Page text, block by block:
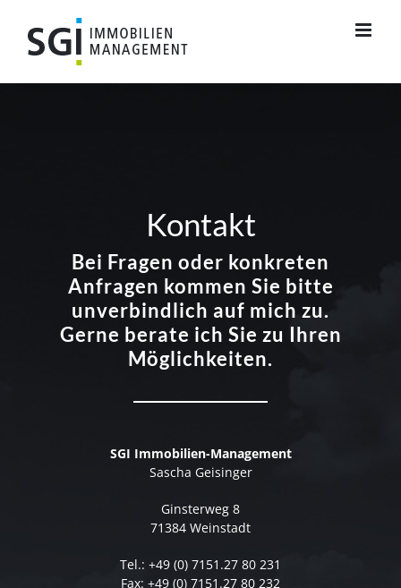
Inhalt
springen
Kontakt
Bei Fragen oder konkreten
Anfragen kommen Sie bitte
unverbindlich auf mich zu.
Gerne berate ich Sie zu Ihren
Möglichkeiten.
SGI Immobilien-Management
Sascha Geisinger
Ginsterweg 8
71384 Weinstadt
Tel.: +49 (0) 7151.27 80 231
Fax: +49 (0) 7151.27 80 232